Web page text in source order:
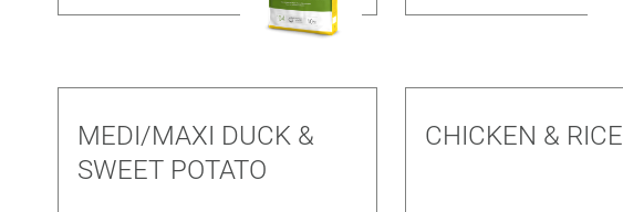
MEDI/MAXI DUCK &
SWEET POTATO
CHICKEN & RICE